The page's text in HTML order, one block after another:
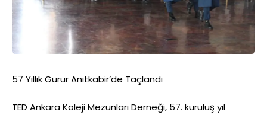
57 Yıllık Gurur Anıtkabir’de Taçlandı
TED Ankara Koleji Mezunları Derneği, 57. kuruluş yıl